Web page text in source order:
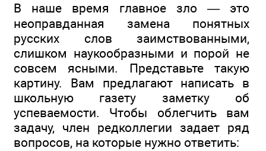
В наше время главное зло — это
неоправданная замена понятных
русских слов заимствованными,
слишком наукообразными и порой не
совсем ясными. Представьте такую
картину. Вам предлагают написать в
школьную газету заметку об
успеваемости. Чтобы облегчить вам
задачу, член редколлегии задает ряд
вопросов, на которые нужно ответить: